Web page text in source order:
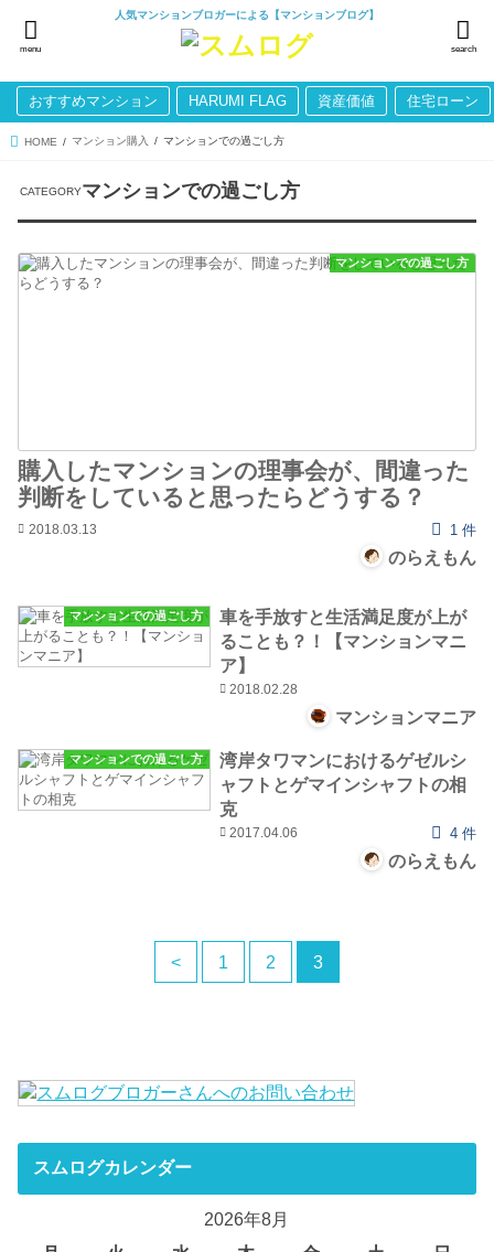
人気マンションブロガーによる【マンションブログ】
search
menu
おすすめマンション HARUMI FLAG 資産価値 住宅ローン
HOME マンション購入 マンションでの過ごし方
マンションでの過ごし方
マンションでの過ごし方
購入したマンションの理事会が、間違った
判断をしていると思ったらどうする？
2018.03.13 1 件
のらえもん
マンションでの過ごし方
車を手放すと生活満足度が上が
ることも？！【マンションマニ
ア】
2018.02.28
マンションマニア
マンションでの過ごし方
湾岸タワマンにおけるゲゼルシ
ャフトとゲマインシャフトの相
克
2017.04.06 4 件
のらえもん
< 1 2 3
スムログカレンダー
2026年8月